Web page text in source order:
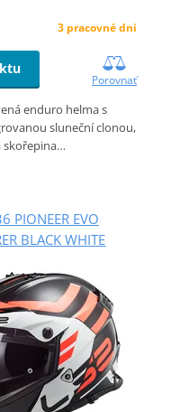
3 pracovné dni
Porovnať
enduro helma s
sluneční clonou,
skořepina…
PIONEER EVO
BLACK WHITE